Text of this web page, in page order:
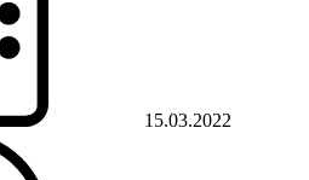
15.03.2022